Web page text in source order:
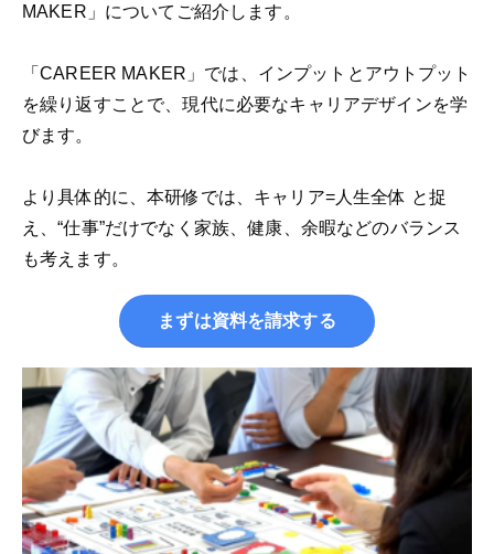
MAKER」についてご紹介します。
「CAREER MAKER」では、インプットとアウトプット
を繰り返すことで、現代に必要なキャリアデザインを学
びます。
より具体的に、本研修では、キャリア=人生全体 と捉
え、“仕事”だけでなく家族、健康、余暇などのバランス
も考えます。
まずは資料を請求する